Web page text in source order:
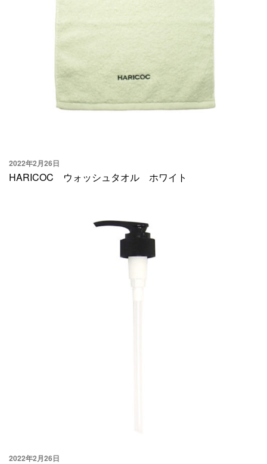
2022年2月26日
HARICOC ウォッシュタオル ホワイト
2022年2月26日